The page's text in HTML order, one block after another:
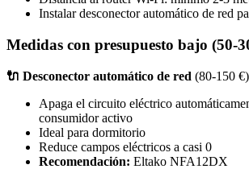
Instalar desconector automático de red
Medidas con presupuesto bajo (50-
🔌 Desconector automático de red (80-150 €)
Apaga el circuito eléctrico
consumidor activo
Ideal para dormitorio
Reduce campos eléctricos a casi 0
Recomendación: Eltako NFA12DX